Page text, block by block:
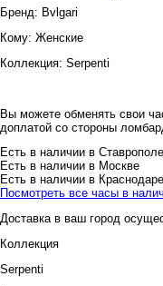
Бренд: Bvlgari
Кому: Женские
Коллекция: Serpenti
Вы можете обменять свои
доплатой со стороны
Есть в наличии в Ставрополе
Есть в наличии в Москве
Есть в наличии в Краснодаре
Посмотреть все часы в
Доставка в ваш город
Коллекция
Serpenti